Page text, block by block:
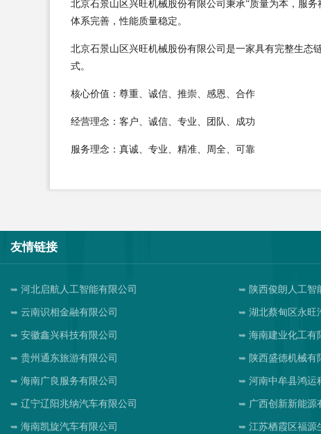
北京石景山区兴旺机械股份有限公司秉承“质量为本，服
体系完善，性能质量稳定。
北京石景山区兴旺机械股份有限公司是一家具有完整生态
式。
核心价值：尊重、诚信、推崇、感恩、合作
经营理念：客户、诚信、专业、团队、成功
服务理念：真诚、专业、精准、周全、可靠
友情链接
河北启航人工智能有限公司 陕西俊朗人工智
云南识相金融有限公司 湖北蔡甸区永旺
安徽鑫兴科技有限公司 海南建业化工有
贵州通东旅游有限公司 陕西盛德机械有
海南广良服务有限公司 河南中牟县鸿运
辽宁辽阳兆纳汽车有限公司 广西创新新能源
海南凯旋汽车有限公司 江苏栖霞区福源